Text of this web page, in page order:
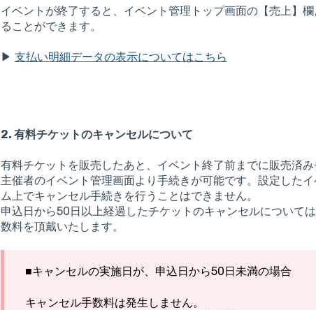
イベントが終了すると、イベント管理トップ画面の【売上】
ることができます。
▶ 支払い明細データの表示についてはこちら
2. 有料チケットのキャンセルについて
有料チケットを販売したあと、イベント終了前までに販売済み
主催者のイベント管理画面より手続きが可能です。設定した
ム上でキャンセル手続きを行うことはできません。
申込日から50日以上経過したチケットのキャンセルについて
数料を頂戴いたします。
■キャンセルの実施日が、申込日から50日未満の場合
キャンセル手数料は発生しません。